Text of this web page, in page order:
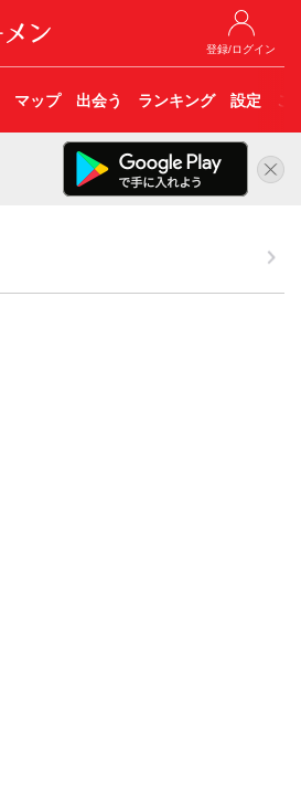
登録/ログイン
マップ 出会う ランキング 設定 こ